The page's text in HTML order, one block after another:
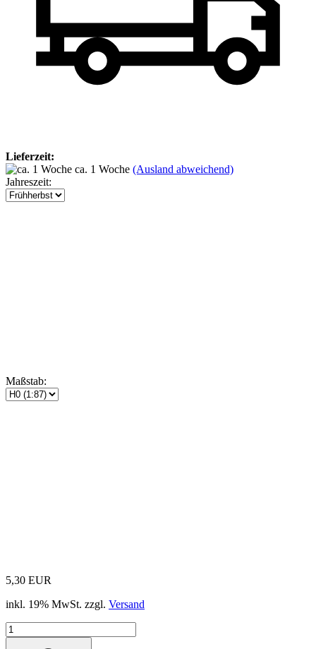
Lieferzeit:
ca. 1 Woche (Ausland abweichend)
Jahreszeit:
Maßstab:
5,30 EUR
inkl. 19% MwSt. zzgl. Versand